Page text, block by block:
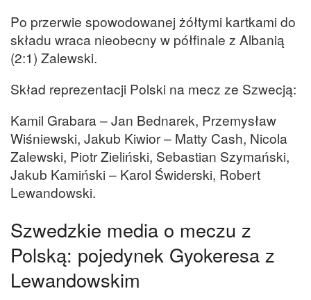
Po przerwie spowodowanej żółtymi kartkami do
składu wraca nieobecny w półfinale z Albanią
(2:1) Zalewski.
Skład reprezentacji Polski na mecz ze Szwecją:
Kamil Grabara – Jan Bednarek, Przemysław
Wiśniewski, Jakub Kiwior – Matty Cash, Nicola
Zalewski, Piotr Zieliński, Sebastian Szymański,
Jakub Kamiński – Karol Świderski, Robert
Lewandowski.
Szwedzkie media o meczu z
Polską: pojedynek Gyokeresa z
Lewandowskim